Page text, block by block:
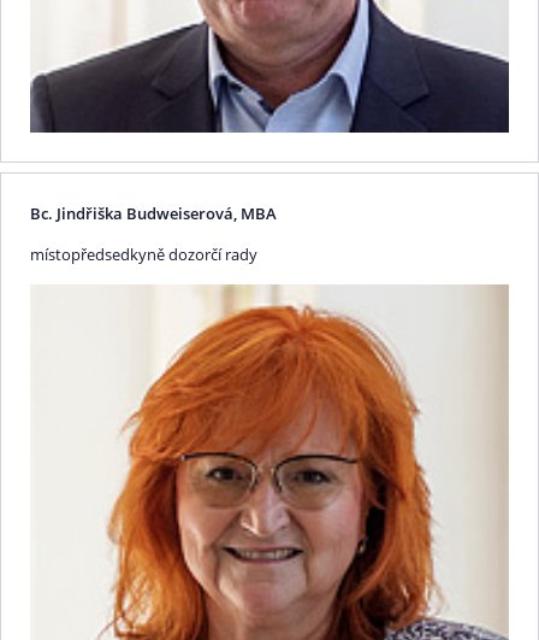
Bc. Jindřiška Budweiserová, MBA
místopředsedkyně dozorčí rady